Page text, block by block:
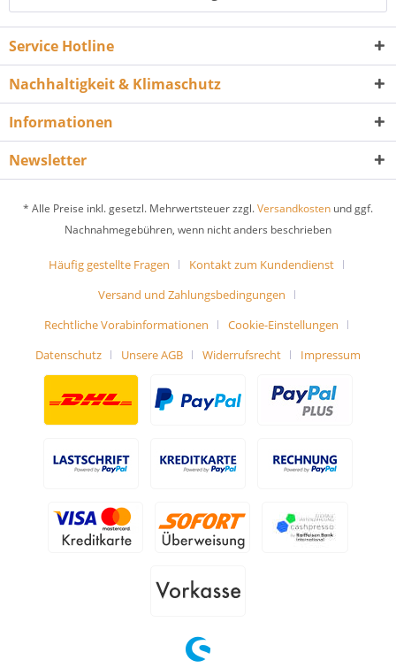
Service Hotline
Nachhaltigkeit & Klimaschutz
Informationen
Newsletter
* Alle Preise inkl. gesetzl. Mehrwertsteuer zzgl.Versandkosten und ggf.
Nachnahmegebühren, wenn nicht anders beschrieben
Häufig gestellte Fragen
Kontakt zum Kundendienst
Versand und Zahlungsbedingungen
Rechtliche Vorabinformationen
Cookie-Einstellungen
Datenschutz
Unsere AGB Widerrufsrecht Impressum